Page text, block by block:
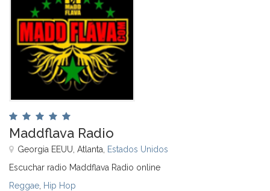
Maddflava Radio
Georgia EEUU, Atlanta, Estados Unidos
Escuchar radio Maddflava Radio online
Reggae Hip Hop